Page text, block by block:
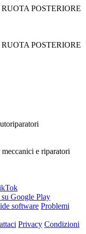
POSTERIORE
POSTERIORE
software Problemi
Privacy Condizioni